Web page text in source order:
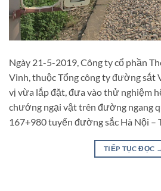
Ngày 21-5-2019, Công ty cổ phần
Vinh, thuộc Tổng công ty đường sắt
vị vừa lắp đặt, đưa vào thử nghiệm
chướng ngại vật trên đường ngang
167+980 tuyến đường sắc Hà Nội –
TIẾP TỤC ĐỌC